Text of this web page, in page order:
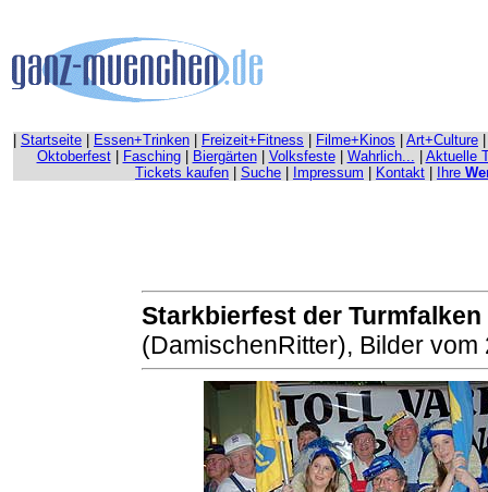
Startseite Essen+Trinken Freizeit+Fitness Filme+Kinos Art+Culture
Oktoberfest| Fasching| Biergärten| Volksfeste| Wahrlich...
Aktuelle
Tickets kaufen
Suche Impressum Kontakt Ihre
Starkbierfest der Turmfalken
(DamischenRitter), Bilder vom